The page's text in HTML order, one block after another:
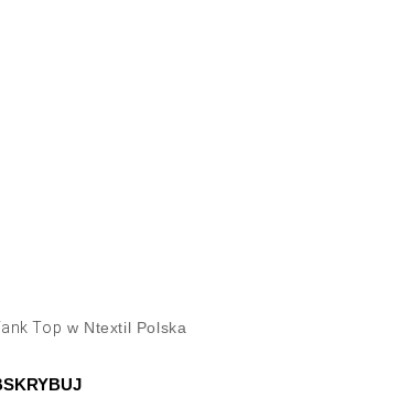
Top w Ntextil Polska